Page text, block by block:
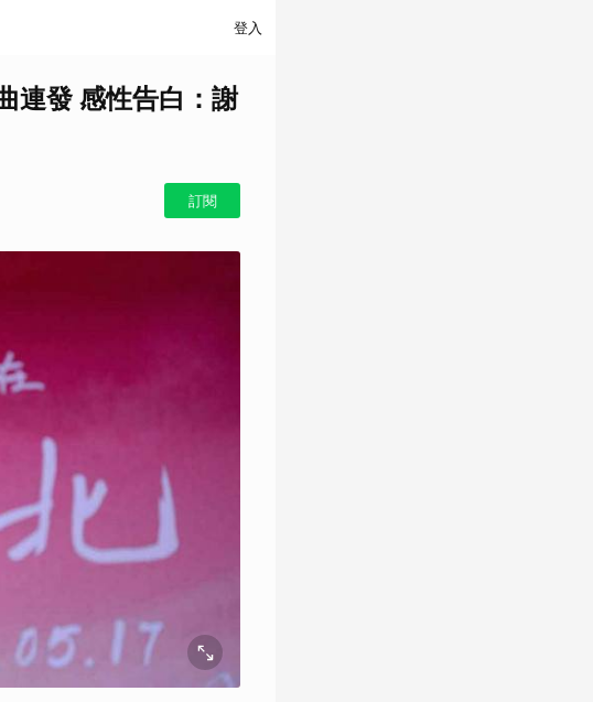
登入
連發 感性告白：謝
訂閱